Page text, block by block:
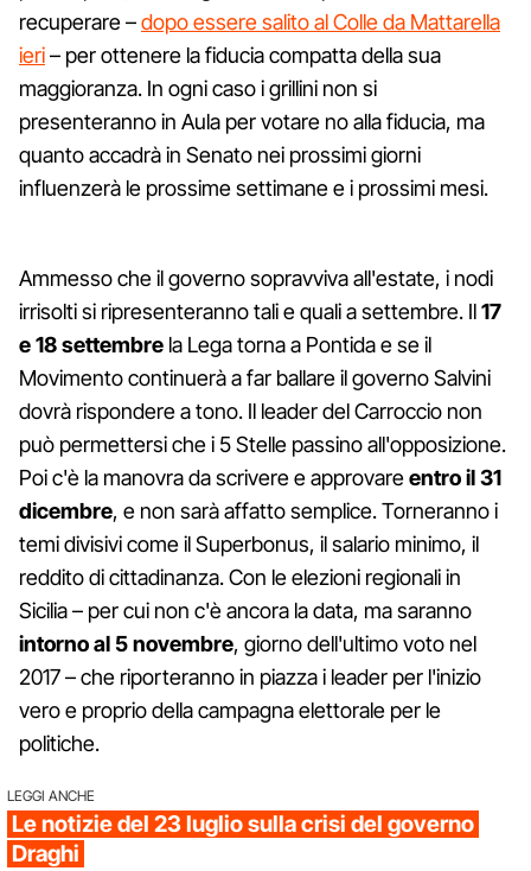
recuperare –dopo essere salito al Colle da Mattarella
ieri– per ottenere la fiducia compatta della sua
maggioranza. In ogni caso i grillini non si
presenteranno in Aula per votare no alla fiducia, ma
quanto accadrà in Senato nei prossimi giorni
influenzerà le prossime settimane e i prossimi mesi.
Ammesso che il governo sopravviva all'estate, i nodi
irrisolti si ripresenteranno tali e quali a settembre. Il17
e 18 settembre la Lega torna a Pontida e se il
Movimento continuerà a far ballare il governo Salvini
dovrà rispondere a tono. Il leader del Carroccio non
può permettersi che i 5 Stelle passino all'opposizione.
Poi c'è la manovra da scrivere e approvareentro il 31
dicembre, e non sarà affatto semplice. Torneranno i
temi divisivi come il Superbonus, il salario minimo, il
reddito di cittadinanza. Con le elezioni regionali in
Sicilia – per cui non c'è ancora la data, ma saranno
intorno al 5 novembre, giorno dell'ultimo voto nel
2017 – che riporteranno in piazza i leader per l'inizio
vero e proprio della campagna elettorale per le
politiche.
LEGGI ANCHE
Le notizie del 23 luglio sulla crisi del governo
Draghi